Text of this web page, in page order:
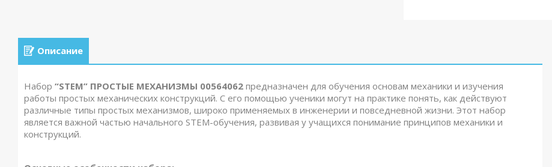
Описание
Набор “STEM” ПРОСТЫЕ МЕХАНИЗМЫ 00564062 предназначен для обучения основам механики и изучения
работы простых механических конструкций. С его помощью ученики могут на практике понять, как действуют
различные типы простых механизмов, широко применяемых в инженерии и повседневной жизни. Этот набор
является важной частью начального STEM-обучения, развивая у учащихся понимание принципов механики и
конструкций.